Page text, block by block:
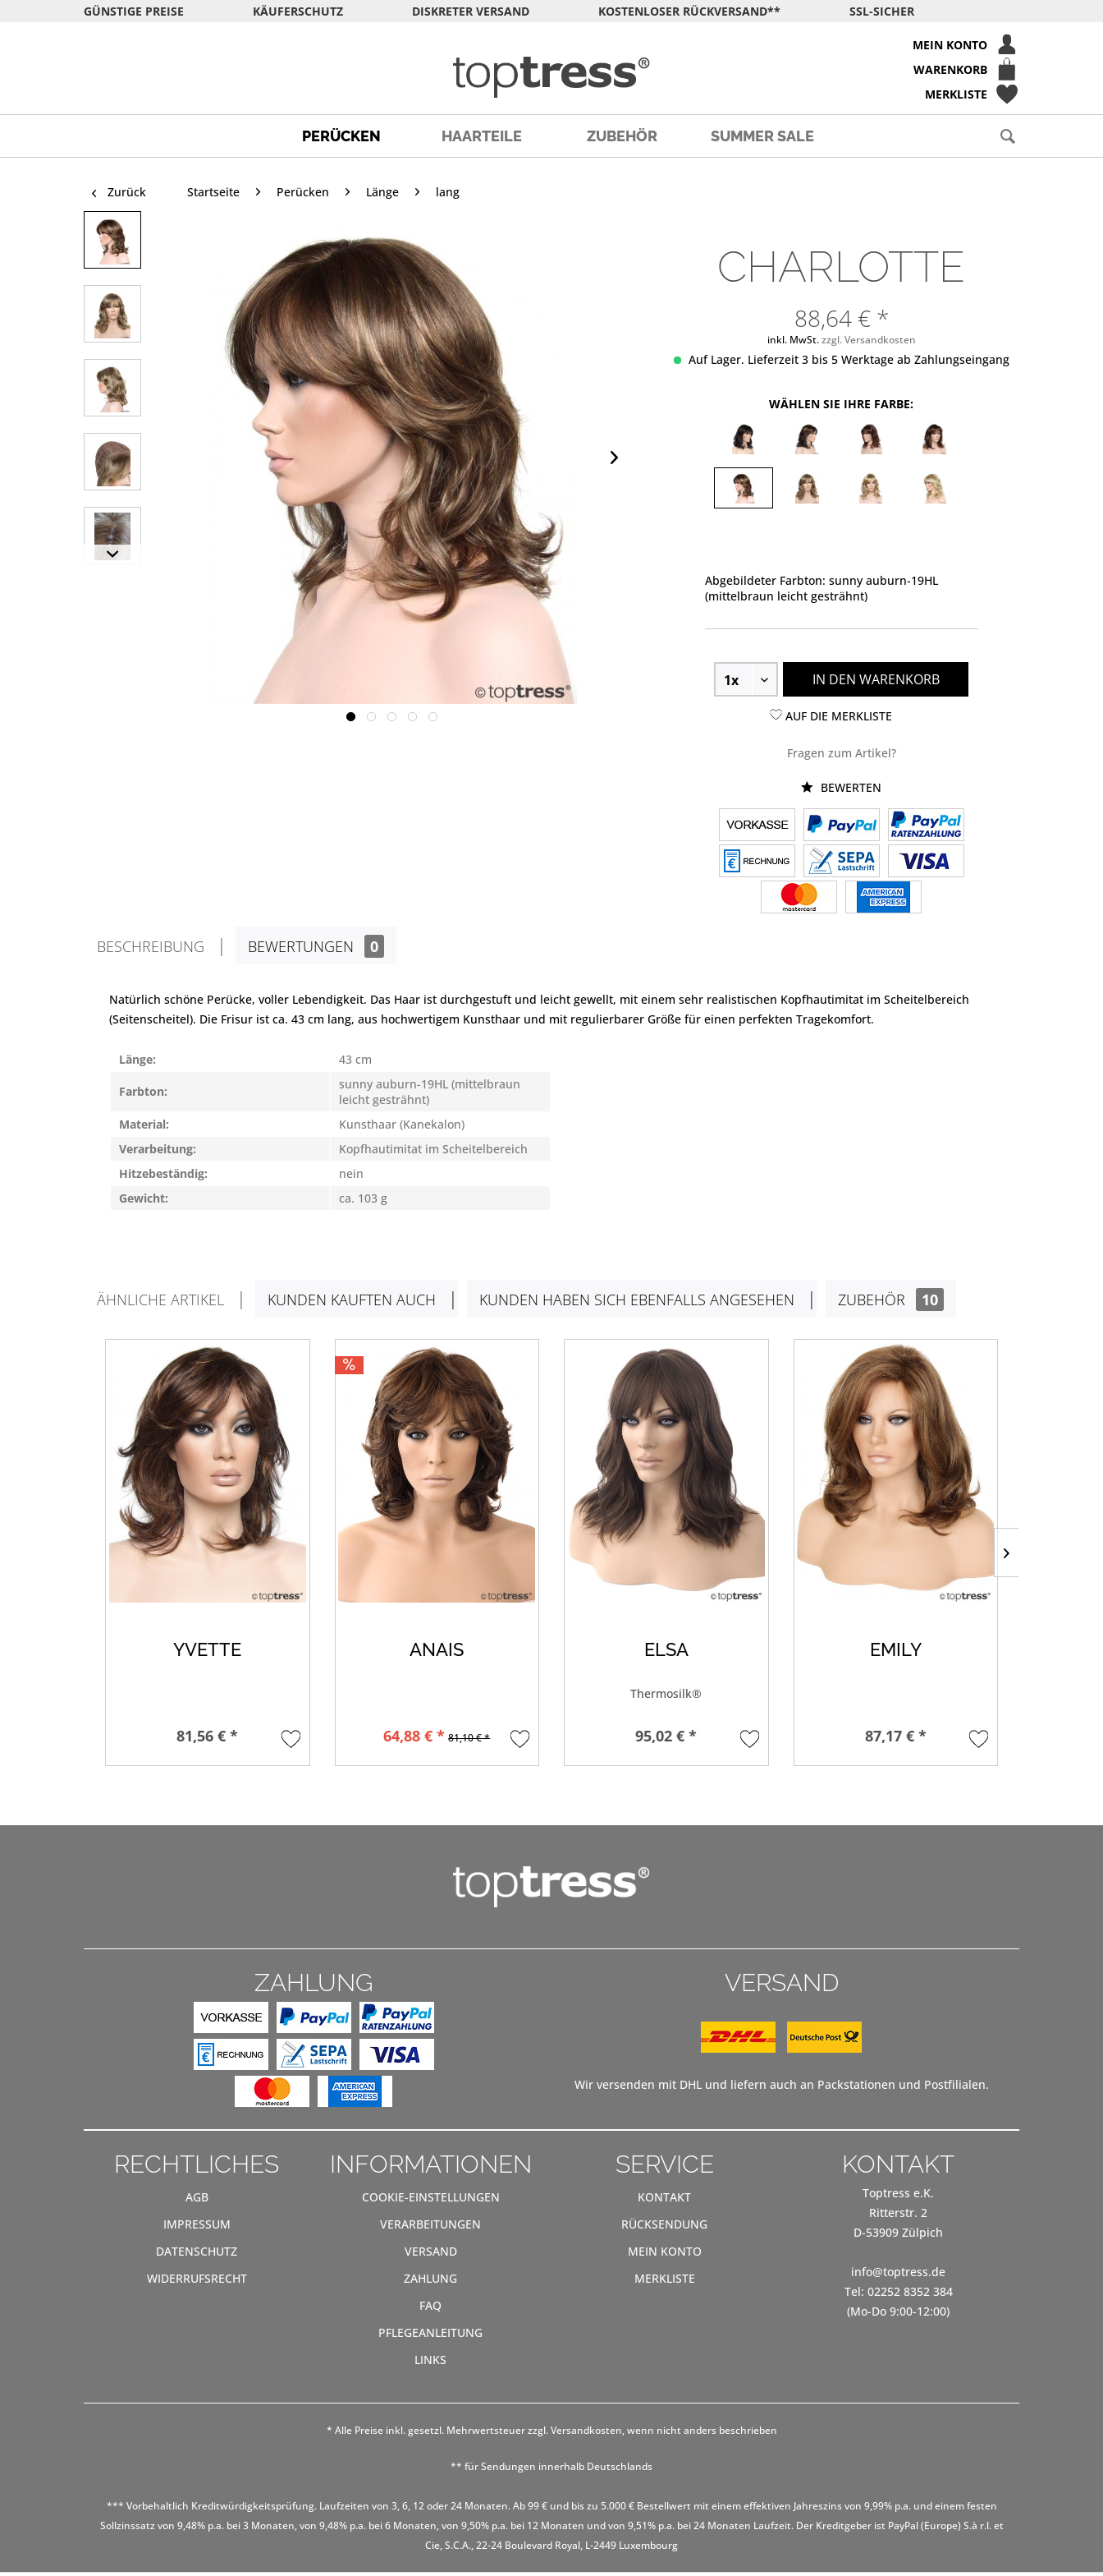
GÜNSTIGE PREISE KÄUFERSCHUTZ DISKRETER VERSAND KOSTENLOSER RÜCKVERSAND** SSL-SICHER
MEIN KONTO
WARENKORB
MERKLISTE
PERÜCKEN HAARTEILE ZUBEHÖR SUMMER SALE
Zurück Startseite Perücken Länge lang
CHARLOTTE
88,64 € *
inkl. MwSt.zzgl. Versandkosten
Auf Lager. Lieferzeit 3 bis 5 Werktage ab Zahlungseingang
WÄHLEN SIE IHRE FARBE:
Abgebildeter Farbton: sunny auburn-19HL
(mittelbraun leicht gesträhnt)
IN DEN WARENKORB
AUF DIE MERKLISTE
Fragen zum Artikel?
BEWERTEN
BESCHREIBUNG BEWERTUNGEN 0
Natürlich schöne Perücke, voller Lebendigkeit. Das Haar ist durchgestuft und leicht gewellt, mit einem sehr realistischen Kopfhautimitat im Scheitelbereich
(Seitenscheitel). Die Frisur ist ca. 43 cm lang, aus hochwertigem Kunsthaar und mit regulierbarer Größe für einen perfekten Tragekomfort.
Länge: 43 cm
Farbton:
sunny auburn-19HL (mittelbraun
leicht gesträhnt)
Material:
Kunsthaar (Kanekalon)
Verarbeitung:
Kopfhautimitat im Scheitelbereich
Hitzebeständig:
nein
Gewicht:
ca. 103 g
ÄHNLICHE ARTIKEL KUNDEN KAUFTEN AUCH KUNDEN HABEN SICH EBENFALLS ANGESEHEN ZUBEHÖR 10
YVETTE
81,56 € *
ANAIS
64,88 € * 81,10 € *
ELSA
Thermosilk®
95,02 € *
EMILY
87,17 € *
ZAHLUNG VERSAND
Wir versenden mit DHL und liefern auch an Packstationen und Postfilialen.
RECHTLICHES
AGB
IMPRESSUM
DATENSCHUTZ
WIDERRUFSRECHT
INFORMATIONEN
COOKIE-EINSTELLUNGEN
VERARBEITUNGEN
VERSAND
ZAHLUNG
FAQ
PFLEGEANLEITUNG
LINKS
SERVICE
KONTAKT
RÜCKSENDUNG
MEIN KONTO
MERKLISTE
KONTAKT
Toptress e.K.
Ritterstr. 2
D-53909 Zülpich
info@toptress.de
Tel: 02252 8352 384
(Mo-Do 9:00-12:00)
* Alle Preise inkl. gesetzl. Mehrwertsteuer zzgl.Versandkosten, wenn nicht anders beschrieben
** für Sendungen innerhalb Deutschlands
*** Vorbehaltlich Kreditwürdigkeitsprüfung. Laufzeiten von 3, 6, 12 oder 24 Monaten. Ab 99 € und bis zu 5.000 € Bestellwert mit einem effektiven Jahreszins von 9,99% p.a. und einem festen
Sollzinssatz von 9,48% p.a. bei 3 Monaten, von 9,48% p.a. bei 6 Monaten, von 9,50% p.a. bei 12 Monaten und von 9,51% p.a. bei 24 Monaten Laufzeit. Der Kreditgeber ist PayPal (Europe) S.à r.l. et
Cie, S.C.A., 22-24 Boulevard Royal, L-2449 Luxembourg